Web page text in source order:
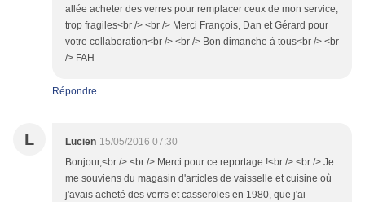
allée acheter des verres pour remplacer ceux de mon service,
trop fragiles<br /> <br /> Merci François, Dan et Gérard pour
votre collaboration<br /> <br /> Bon dimanche à tous<br /> <br
/> FAH
Répondre
L Lucien 15/05/2016 07:30
Bonjour,<br /> <br /> Merci pour ce reportage !<br /> <br /> Je
me souviens du magasin d'articles de vaisselle et cuisine où
j'avais acheté des verrs et casseroles en 1980, que j'ai